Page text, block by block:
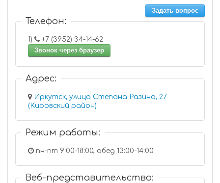
Задать вопрос
Телефон:
1)
+7 (3952) 34-14-62
Звонок через браузер
Адрес:
Иркутск, улица Степана Разина, 27
(Кировский район)
Режим работы:
пн-пт 9:00-18:00, обед 13:00-14:00
Веб-представительство: